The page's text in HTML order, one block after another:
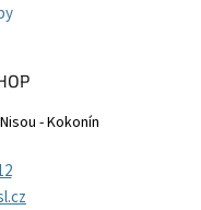
- Kokonín